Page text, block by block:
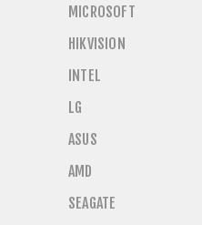
MICROSOFT
HIKVISION
INTEL
LG
ASUS
AMD
SEAGATE